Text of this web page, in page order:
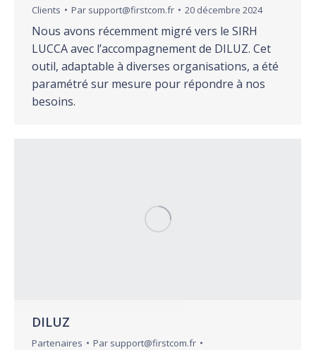
Clients Par support@firstcom.fr 20 décembre 2024
Nous avons récemment migré vers le SIRH
LUCCA avec l’accompagnement de DILUZ. Cet
outil, adaptable à diverses organisations, a été
paramétré sur mesure pour répondre à nos
besoins.
DILUZ
Partenaires Par support@firstcom.fr